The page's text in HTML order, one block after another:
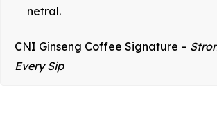
netral.
CNI Ginseng Coffee Signature –
Every Sip